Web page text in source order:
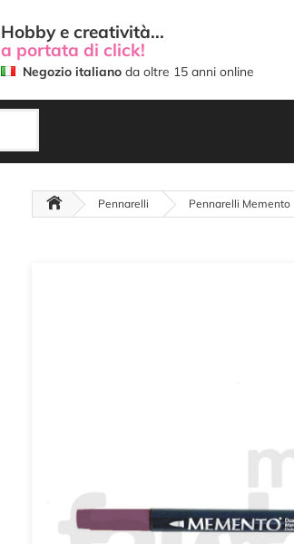
Hobby e creatività...
a portata di click!
Negozio italiano da oltre 15 anni online
Pennarelli Pennarelli Memento